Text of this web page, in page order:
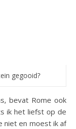
gegooid?
bevat Rome ook
ik het liefst op de
niet en moest ik af